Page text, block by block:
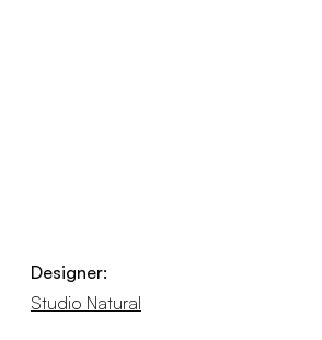
Designer:
Studio Natural